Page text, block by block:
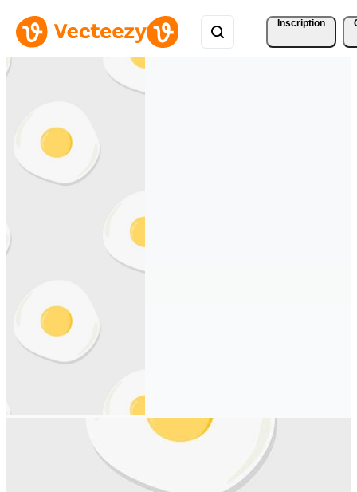
Inscription